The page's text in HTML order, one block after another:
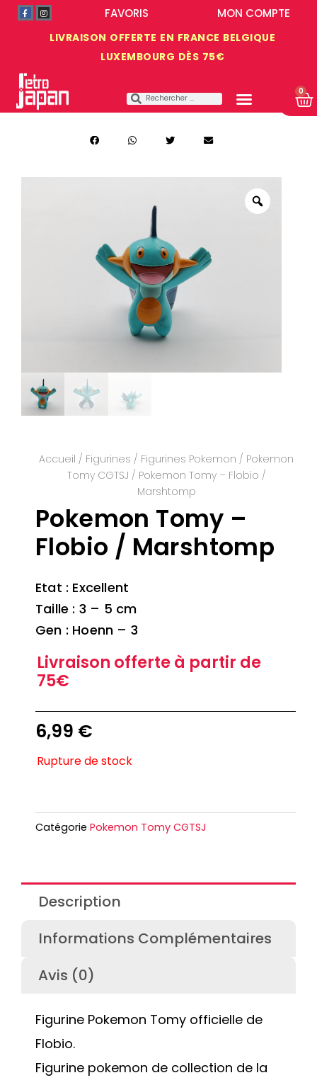
LIVRAISON OFFERTE EN FRANCE BELGIQUE
LUXEMBOURG DÈS 75€
MON COMPTE
FAVORIS
0
Accueil / Figurines / Figurines Pokemon / Pokemon
Tomy CGTSJ / Pokemon Tomy – Flobio /
Marshtomp
Pokemon Tomy –
Flobio / Marshtomp
Etat : Excellent
Taille : 3 – 5 cm
Gen : Hoenn – 3
Livraison offerte à partir de
75€
6,99 €
Rupture de stock
Catégorie Pokemon Tomy CGTSJ
Description
Informations Complémentaires
Avis (0)
Figurine Pokemon Tomy officielle de
Flobio.
Figurine pokemon de collection de la